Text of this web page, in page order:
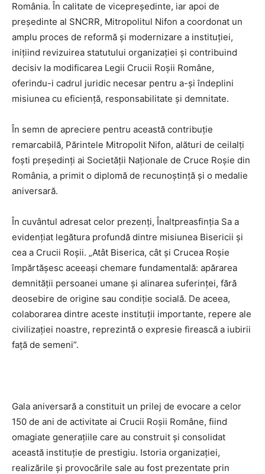
România. În calitate de vicepreședinte, iar apoi de
președinte al SNCRR, Mitropolitul Nifon a coordonat un
amplu proces de reformă și modernizare a instituției,
inițiind revizuirea statutului organizației și contribuind
decisiv la modificarea Legii Crucii Roșii Române,
oferindu-i cadrul juridic necesar pentru a-și îndeplini
misiunea cu eficiență, responsabilitate și demnitate.
În semn de apreciere pentru această contribuție
remarcabilă, Părintele Mitropolit Nifon, alături de ceilalți
foști președinți ai Societății Naționale de Cruce Roșie din
România, a primit o diplomă de recunoștință și o medalie
aniversară.
În cuvântul adresat celor prezenți, Înaltpreasfinția Sa a
evidențiat legătura profundă dintre misiunea Bisericii și
cea a Crucii Roșii. „Atât Biserica, cât și Crucea Roșie
împărtășesc aceeași chemare fundamentală: apărarea
demnității persoanei umane și alinarea suferinței, fără
deosebire de origine sau condiție socială. De aceea,
colaborarea dintre aceste instituții importante, repere ale
civilizației noastre, reprezintă o expresie firească a iubirii
față de semeni”.
Gala aniversară a constituit un prilej de evocare a celor
150 de ani de activitate ai Crucii Roșii Române, fiind
omagiate generațiile care au construit și consolidat
această instituție de prestigiu. Istoria organizației,
realizările și provocările sale au fost prezentate prin